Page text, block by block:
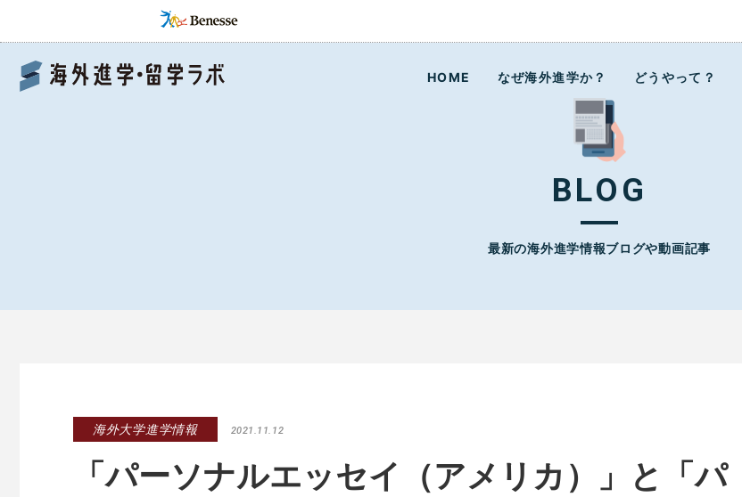
HOME なぜ海外進学か？ どうやって？
BLOG
最新の海外進学情報ブログや動画記事
海外大学進学情報 2021.11.12
「パーソナルエッセイ（アメリカ）」と「パ